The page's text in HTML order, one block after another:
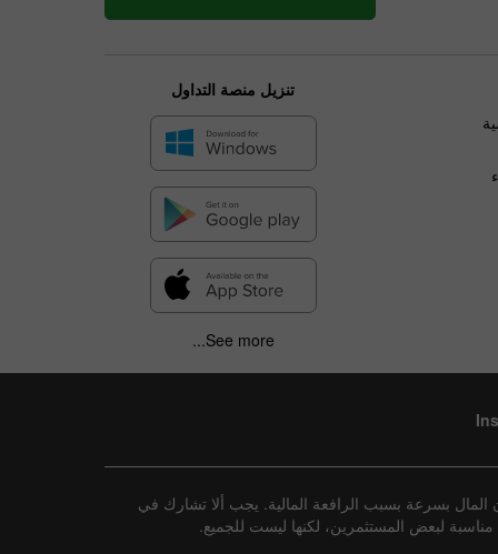
تنزيل منصة التداول
See more...
بسرعة بسبب الرافعة المالية. يجب ألا تشارك في
لبعض المستثمرين، لكنها ليست للجميع.